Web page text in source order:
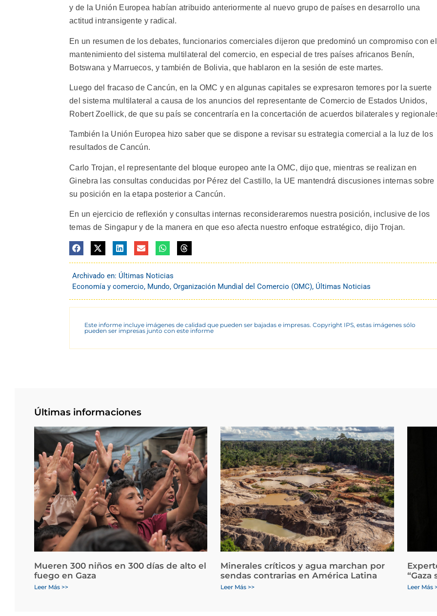
y de la Unión Europea habían atribuido anteriormente al nuevo grupo de países en desarrollo una
actitud intransigente y radical.
En un resumen de los debates, funcionarios comerciales dijeron que predominó un compromiso con el
mantenimiento del sistema multilateral del comercio, en especial de tres países africanos Benín,
Botswana y Marruecos, y también de Bolivia, que hablaron en la sesión de este martes.
Luego del fracaso de Cancún, en la OMC y en algunas capitales se expresaron temores por la suerte
del sistema multilateral a causa de los anuncios del representante de Comercio de Estados Unidos,
Robert Zoellick, de que su país se concentraría en la concertación de acuerdos bilaterales y
También la Unión Europea hizo saber que se dispone a revisar su estrategia comercial a la luz de los
resultados de Cancún.
Carlo Trojan, el representante del bloque europeo ante la OMC, dijo que, mientras se realizan en
Ginebra las consultas conducidas por Pérez del Castillo, la UE mantendrá discusiones internas sobre
su posición en la etapa posterior a Cancún.
En un ejercicio de reflexión y consultas internas reconsideraremos nuestra posición, inclusive de los
temas de Singapur y de la manera en que eso afecta nuestro enfoque estratégico, dijo Trojan.
Archivado en: Últimas Noticias
Economía y comercio, Mundo, Organización Mundial del Comercio (OMC), Últimas Noticias
Este informe incluye imágenes de calidad que pueden ser bajadas e impresas. Copyright IPS, estas imágenes sólo
pueden ser impresas junto con este informe
Últimas informaciones
Mueren 300 niños en 300 días de alto el
fuego en Gaza
Leer Más >>
Minerales críticos y agua marchan por
sendas contrarias en América Latina
Leer Más >>
“Gaza
Leer Más